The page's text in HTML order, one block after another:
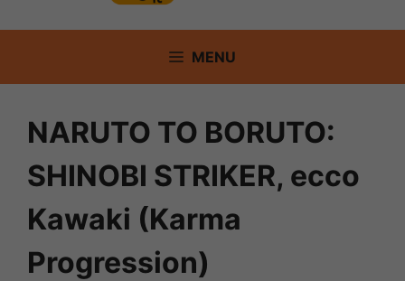
MENU
NARUTO TO BORUTO:
SHINOBI STRIKER, ecco
Kawaki (Karma
Progression)